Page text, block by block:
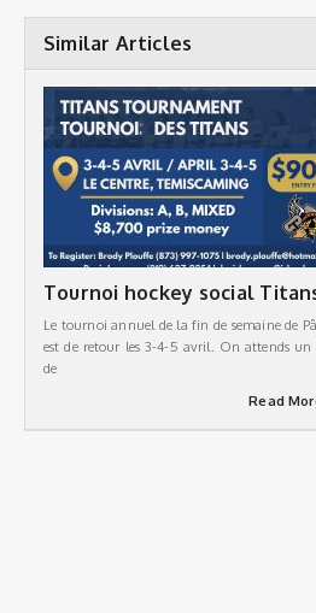
Similar Articles
Tournoi hockey social
Le tournoi annuel de la fin de semaine de
est de retour les 3-4-5 avril. On attends
de
Read